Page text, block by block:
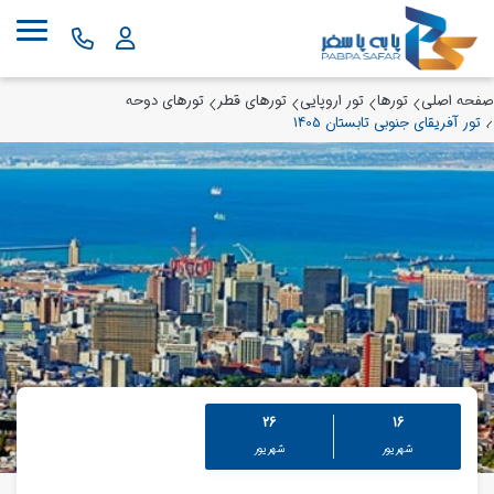
صفحه اصلی تورها تور اروپایی تورهای قطر
تورهای دوحه
تور آفریقای جنوبی تابستان 1405
16
شهریور
26
شهریور